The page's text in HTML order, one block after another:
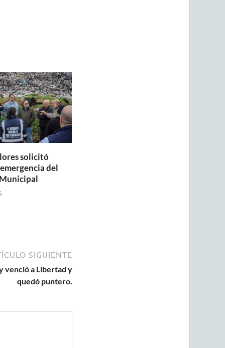
solicitó
del
SIGUIENTE
venció a Libertad y
quedó puntero.